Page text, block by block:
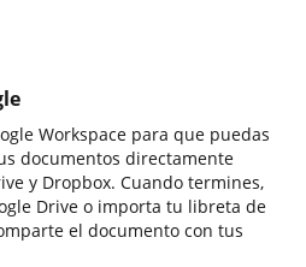
Workspace para que puedas
documentos directamente
y Dropbox. Cuando termines,
Drive o importa tu libreta de
el documento con tus